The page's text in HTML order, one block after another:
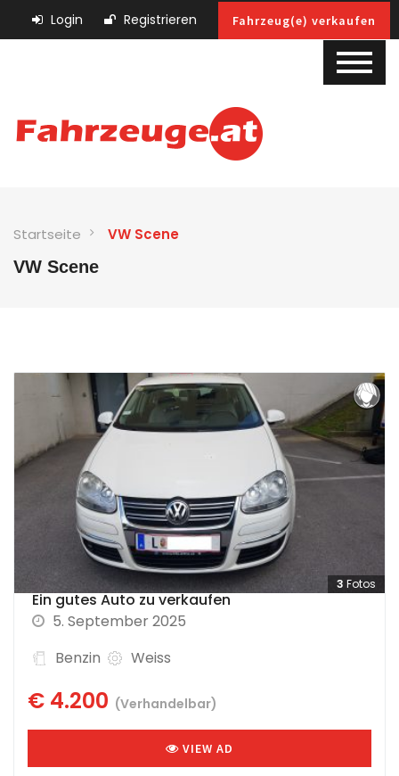
Login Registrieren Fahrzeug(e) verkaufen
Startseite VW Scene
VW Scene
3 Fotos
Ein gutes Auto zu verkaufen
5. September 2025
Benzin
Weiss
€ 4.200 (Verhandelbar)
VIEW AD